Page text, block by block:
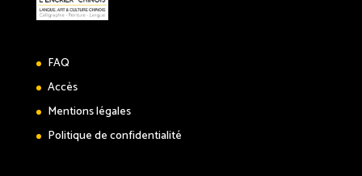
FAQ
Accès
Mentions légales
Politique de confidentialité